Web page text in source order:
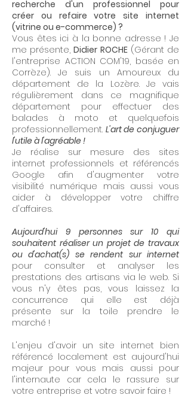
recherche d'un professionnel pour
créer ou refaire votre site internet
(vitrine ou e-commerce) ?
Vous êtes ici à la bonne adresse ! Je
me présente,Didier ROCHE(Gérant de
l'entreprise ACTION COM'19, basée en
Corrèze). Je suis un Amoureux du
département de la Lozère. Je vais
régulièrement dans ce magnifique
département pour effectuer des
balades à moto et quelquefois
professionnellement. L'art de conjuguer
l'utile à l'agréable !
Je réalise sur mesure des sites
internet professionnels et référencés
Google afin d'augmenter votre
visibilité numérique mais aussi vous
aider à développer votre chiffre
d'affaires.
Aujourd'hui 9 personnes sur 10 qui
souhaitent réaliser un projet de travaux
ou d'achat(s) se rendent sur internet
pour consulter et analyser les
prestations des artisans via le web. Si
vous n'y êtes pas, vous laissez la
concurrence qui elle est déjà
présente sur la toile prendre le
marché !
L'enjeu d'avoir un site internet bien
référencé localement est aujourd'hui
majeur pour vous mais aussi pour
l'internaute car cela le rassure sur
votre entreprise et votre savoir faire !